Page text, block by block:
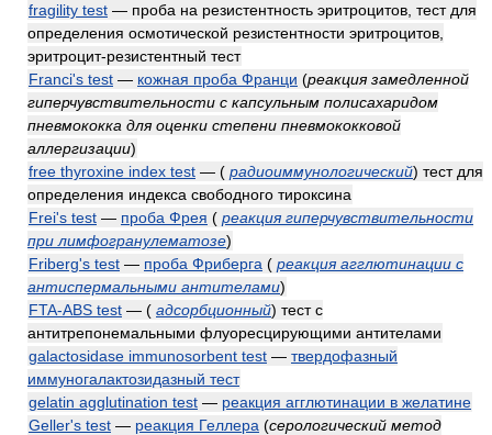
fragility test — проба на резистентность эритроцитов, тест для
определения осмотической резистентности эритроцитов,
эритроцит-резистентный тест
Franci's test — кожная проба Франци (реакция замедленной
гиперчувствительности с капсульным полисахаридом
пневмококка для оценки степени пневмококковой
аллергизации)
free thyroxine index test — ( радиоиммунологический) тест для
определения индекса свободного тироксина
Frei's test — проба Фрея ( реакция гиперчувствительности
при лимфогранулематозе)
Friberg's test — проба Фриберга ( реакция агглютинации с
антиспермальными антителами)
FTA-ABS test — ( адсорбционный) тест с
антитрепонемальными флуоресцирующими антителами
galactosidase immunosorbent test — твердофазный
иммуногалактозидазный тест
gelatin agglutination test — реакция агглютинации в желатине
Geller's test — реакция Геллера (серологический метод